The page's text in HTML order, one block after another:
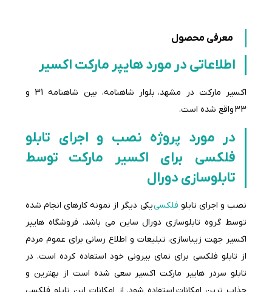
معرفی محصول
اطلاعاتی درمورد هایپر مارکت اکسیر
اکسیر مارکت در مشهد، بلوار شاهنامه، بین شاهنامه 31 و
33 واقع شده است.
در مورد پروژه نصب و اجرای تابلو
فلکسی برای اکسیر مارکت توسط
تابلوسازی دورال
نصب و اجرای تابلو فلکسییکی دیگر از نمونه کارهای انجام شده
توسط گروه تابلوسازی دورال ساین می باشد. فروشگاه هایپر
اکسیر جهت زیباسازی، تبلیغات و اطلاع رسانی برای عموم مردم
از تابلو فلکسی برای نمای بیرونی خود استفاده کرده است. در
تابلو سردر هایپر مارکت اکسیر سعی شده است از بهترین و